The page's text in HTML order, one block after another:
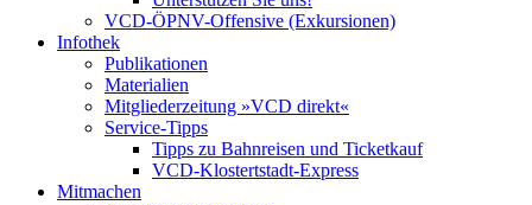
VCD-ÖPNV-Offensive (Exkursionen)
Infothek
Publikationen
Materialien
Mitgliederzeitung »VCD direkt«
Service-Tipps
Tipps zu Bahnreisen und Ticketkauf
VCD-Klostertstadt-Express
Mitmachen